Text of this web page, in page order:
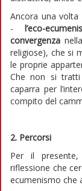
Ancora una
- l’eco-
convergenza
religiose), che si
le proprie
Che non si
caparra per
compito del
2. Percorsi
Per il
riflessione che
ecumenismo che